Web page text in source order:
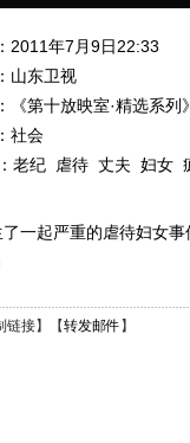
2011年7月9日22:33
山东卫视
《第十放映室·精选系列
社会
老纪 虐待 丈夫 妇女
一起严重的虐待妇女
链接】【转发邮件 】